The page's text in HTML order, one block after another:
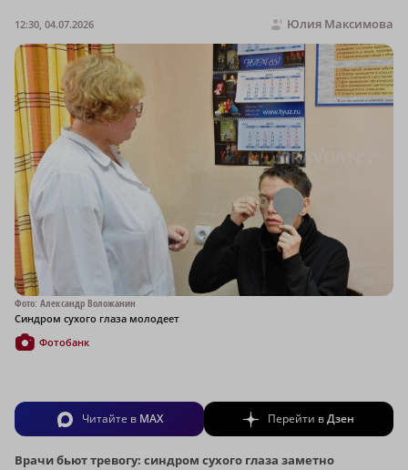
Юлия Максимова
12:30, 04.07.2026
Фото: Александр Воложанин
Синдром сухого глаза молодеет
Фотобанк
Читайте в MAX Перейти вДзен
Врачи бьют тревогу: синдром сухого глаза заметно